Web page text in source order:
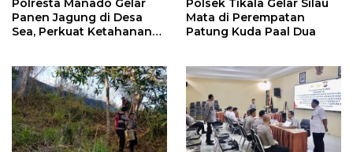
Polresta Manado Gelar
Panen Jagung di Desa
Sea, Perkuat Ketahanan
Polsek Tikala Gelar Silau
Mata di Perempatan
Patung Kuda Paal Dua